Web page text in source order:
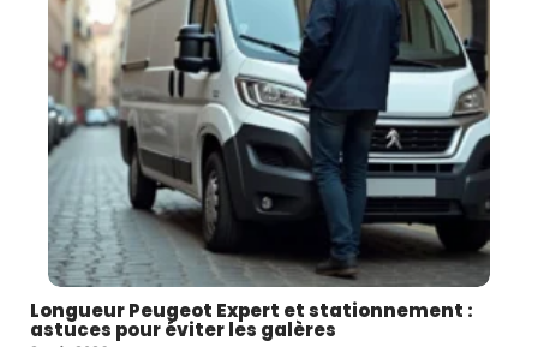
Longueur Peugeot Expert et stationnement :
astuces pour éviter les galères